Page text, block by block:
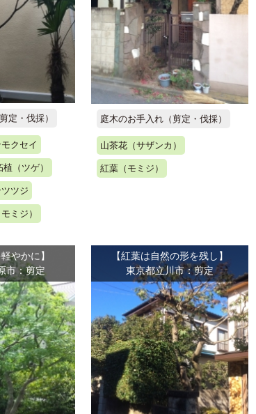
定・伐採）
クセイ
植（ツゲ）
ツツジ
ミジ）
庭木のお手入れ（剪定・伐採）
山茶花（サザンカ）
紅葉（モミジ）
やかに】
市：剪定
【紅葉は自然の形を残し】
東京都立川市：剪定